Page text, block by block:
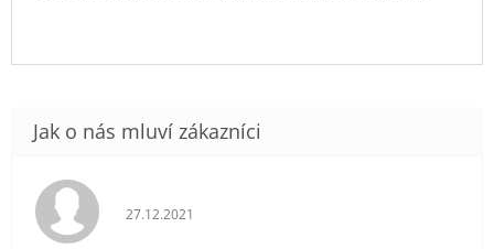
Hodnocení obchodu je 5 z 5 hvězdiček.
27.12.2021